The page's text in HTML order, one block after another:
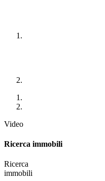
Video
Ricerca immobili
Ricerca
immobili